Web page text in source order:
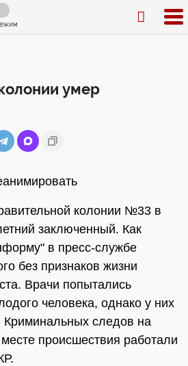
умер
колонии №33 в
заключенный. Как
в пресс-службе
без признаков жизни
Врачи попытались
человека, однако у них
Криминальных следов на
происшествия работали